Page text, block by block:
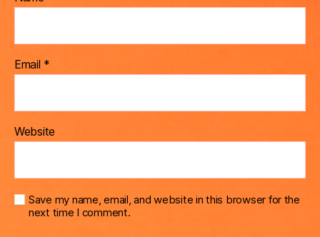
Email *
Website
Save my name, email, and website in this browser for the
next time I comment.